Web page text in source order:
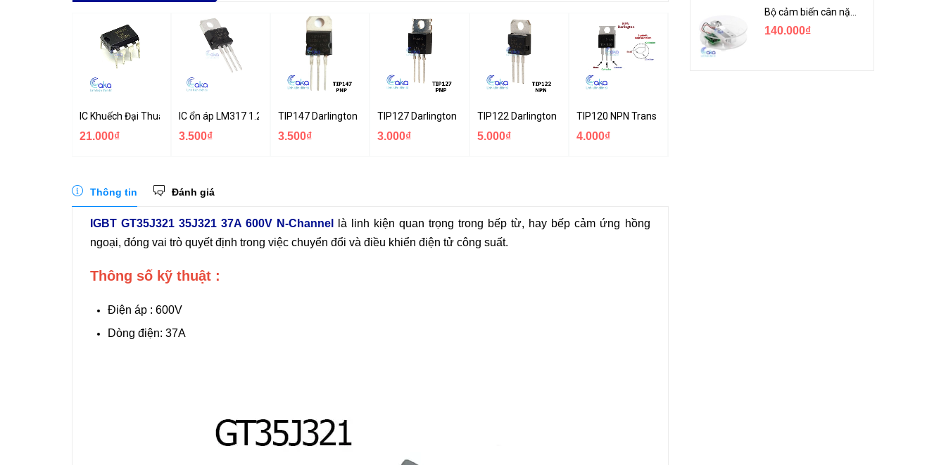
IC Khuếch Đại Thuật Toán LM318
21.000₫
IC ổn áp LM317 1.2-37V TO-220
3.500₫
TIP147 Darlington PNP Transistor 10A 100V
3.500₫
TIP127 Darlington PNP Transistor 5A 100V
3.000₫
TIP122 Darlington NPN Transistor 5A 100V
5.000₫
TIP120 NPN Transistor 5A 60V
4.000₫
Thông tin Đánh giá
IGBT GT35J321 35J321 37A 600V N-Channel
là linh kiện quan trọng trong bếp từ, hay bếp cảm ứng hồng
ngoại, đóng vai trò quyết định trong việc chuyển đổi và điều khiển điện tử công suất.
Thông số kỹ thuật :
Điện áp : 600V
Dòng điện: 37A
Bộ cảm biến cân nặng loadcell 1KG khung mica
140.000₫